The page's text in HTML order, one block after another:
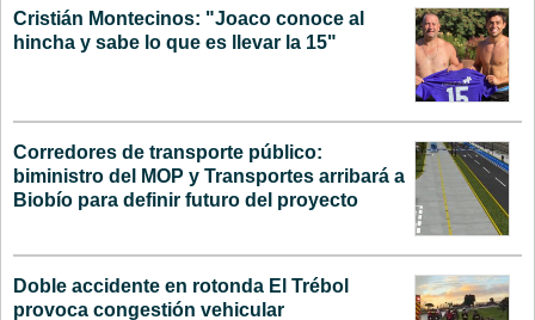
Cristián Montecinos: "Joaco conoce al
hincha y sabe lo que es llevar la 15"
Corredores de transporte público:
biministro del MOP y Transportes arribará a
Biobío para definir futuro del proyecto
Doble accidente en rotonda El Trébol
provoca congestión vehicular